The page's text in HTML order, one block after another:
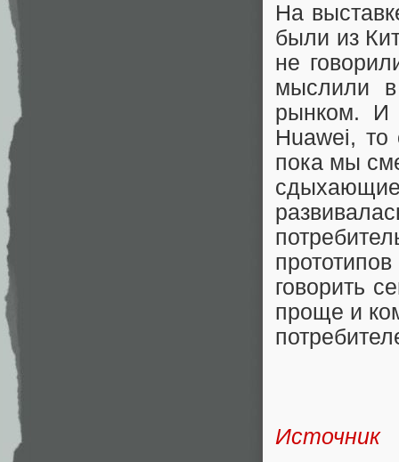
На
были из
не
мыслили
рынком. И
Huawei,
пока мы
говорить
проще и
Источник